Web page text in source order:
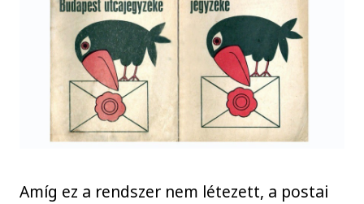
Amíg ez a rendszer nem létezett, a postai